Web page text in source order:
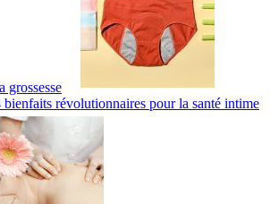
grossesse
bienfaits révolutionnaires pour la santé intime